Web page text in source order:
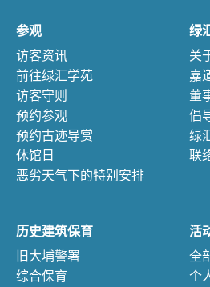
参观
访客资讯
前往绿汇学苑
访客守则
预约参观
预约古迹导赏
休馆日
恶劣天气下的特别安排
绿
关
嘉
董
倡
绿
联
历史建筑保育
旧大埔警署
综合保育
活
全
个